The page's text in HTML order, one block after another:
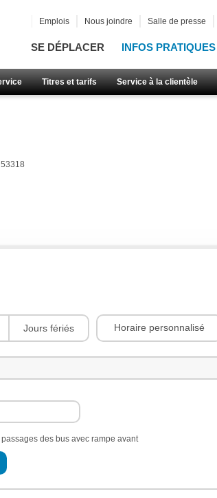
SE DÉPLACER INFOS PRATIQUES
Titres et tarifs Service à la clientèle
Emplois Nous joindre Salle de presse
53318
Jours fériés Horaire personnalisé
des bus avec rampe avant